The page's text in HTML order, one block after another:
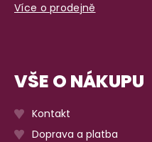
Více o prodejně
VŠE O NÁKUPU
Kontakt
Doprava a platba